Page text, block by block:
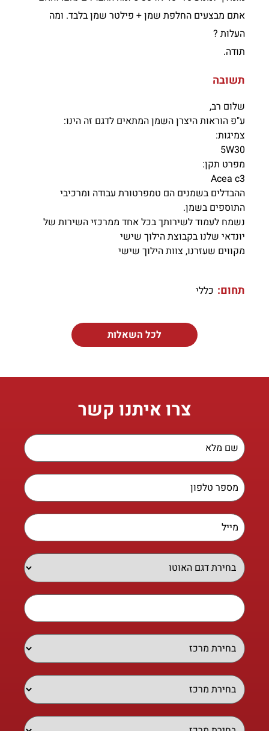
אתם מבצעים החלפת שמן + פילטר שמן בלבד. ומה
העלות ?
תודה.
תשובה
שלום רב,
ע"פ הוראות היצרן השמן המתאים לדגם זה הינו:
צמיגות:
5W30
מפרט תקן:
Acea c3
ההבדלים בשמנים הם טמפרטורת עבודה ומרכיבי
התוספים בשמן.
נשמח לעמוד לשירותך בכל אחד ממרכזי השירות של
יונדאי שלנו בקבוצת הילוך שישי
מקווים שעזרנו, צוות הילוך שישי
תחום: כללי
לכל השאלות
צרו איתנו קשר